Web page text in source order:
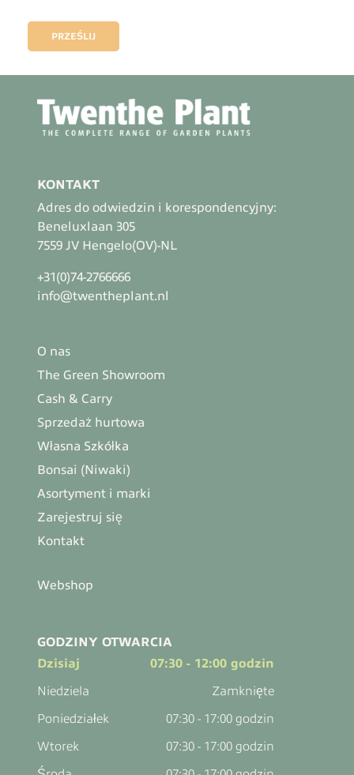
PRZEŚLIJ
KONTAKT
Adres do odwiedzin i korespondencyjny:
Beneluxlaan 305
7559 JV Hengelo(OV)-NL
+31(0)74-2766666
info@twentheplant.nl
O nas
The Green Showroom
Cash & Carry
Sprzedaż hurtowa
Własna Szkółka
Bonsai (Niwaki)
Asortyment i marki
Zarejestruj się
Kontakt
Webshop
GODZINY OTWARCIA
Dzisiaj
07:30 - 12:00 godzin
Niedziela
Zamknięte
Poniedziałek
07:30 - 17:00 godzin
Wtorek
07:30 - 17:00 godzin